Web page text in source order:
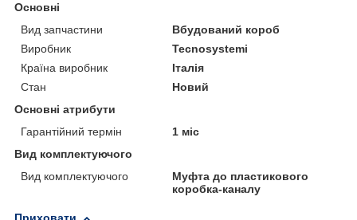
Основні
Вид запчастини
Вбудований короб
Виробник
Tecnosystemi
Країна виробник
Італія
Стан
Новий
Основні атрибути
Гарантійний термін
1 міс
Вид комплектуючого
Вид комплектуючого
Муфта до пластикового
коробка-каналу